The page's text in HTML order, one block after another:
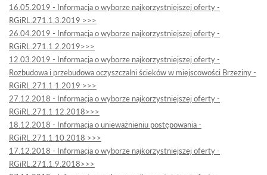
16.05.2019 - Informacja o wyborze najkorzystniejszej oferty -
RGiRL.271.1.3.2019 >>>
26.04.2019 - Informacja o wyborze najkorzystniejszej oferty -
RGiRL.271.1.2.2019>>>
12.03.2019 - Informacja o wyborze najkorzystniejszej oferty -
Rozbudowa i przebudowa oczyszczalni ścieków w miejscowości Brzeziny -
RGiRL.271.1.1.2019 >>>
27.12.2018 - Informacja o wyborze najkorzystniejszej oferty -
RGiRL.271.1.12.2018>>>
18.12.2018 - Informacja o unieważnieniu postępowania -
RGiRL.271.1.10.2018 >>>
17.12.2018 - Informacja o wyborze najkorzystniejszej oferty -
RGiRL.271.1.9.2018>>>